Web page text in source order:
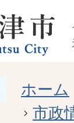
ホーム
市政